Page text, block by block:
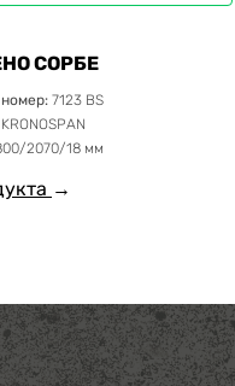
СОРБЕ
7123 BS
KRONOSPAN
2070/18 мм
→